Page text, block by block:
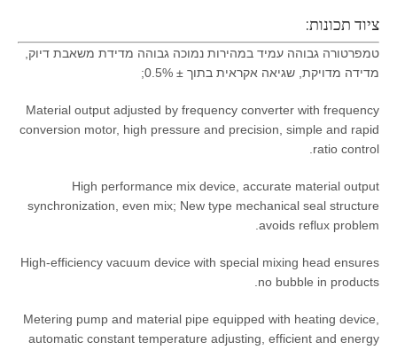
ציוד תכונות:
טמפרטורה גבוהה עמיד במהירות נמוכה גבוהה מדידת משאבת דיוק,
מדידה מדויקת, שגיאה אקראית בתוך ± 0.5%;
Material output adjusted by frequency converter with frequency
conversion motor, high pressure and precision, simple and rapid
ratio control.
High performance mix device, accurate material output
synchronization, even mix; New type mechanical seal structure
avoids reflux problem.
High-efficiency vacuum device with special mixing head ensures
no bubble in products.
Metering pump and material pipe equipped with heating device,
automatic constant temperature adjusting, efficient and energy